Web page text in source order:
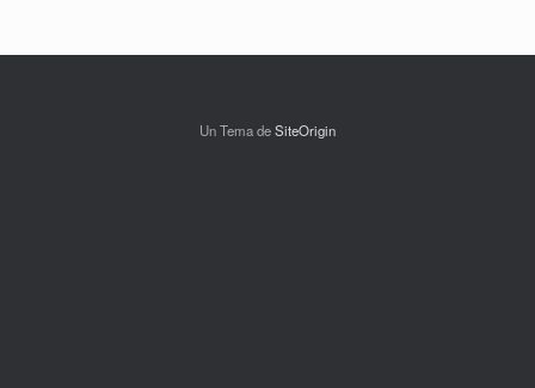
Un Tema deSiteOrigin